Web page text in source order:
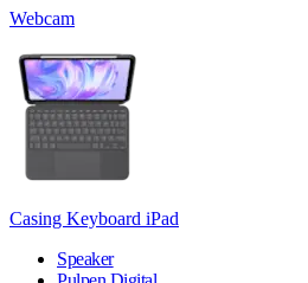
Webcam
Casing Keyboard iPad
Speaker